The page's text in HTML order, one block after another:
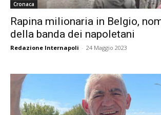
Cronaca
Rapina milionaria in Belgio,
della banda dei napoletani
Redazione Internapoli - 24 Maggio 2023